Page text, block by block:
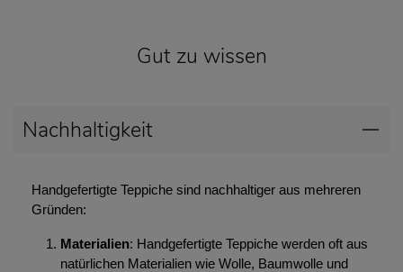
Gut zu wissen
Nachhaltigkeit
Handgefertigte Teppiche sind nachhaltiger aus mehreren
Gründen:
Materialien: Handgefertigte Teppiche werden oft aus
natürlichen Materialien wie Wolle, Baumwolle und